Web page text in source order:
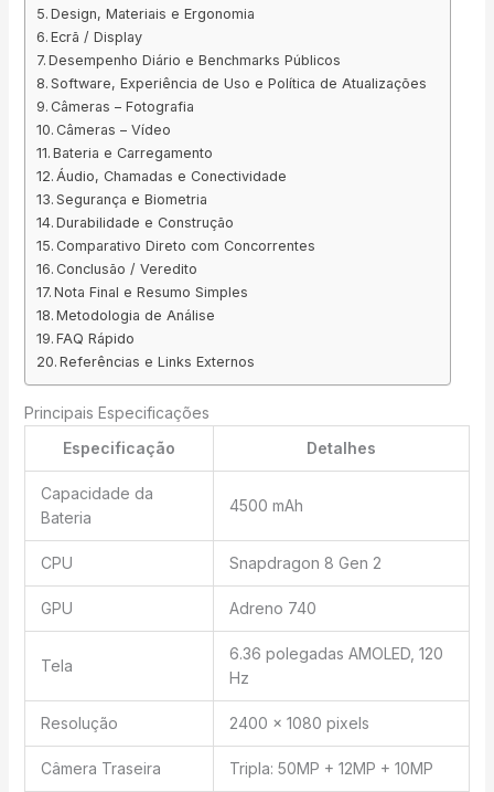
Design, Materiais e Ergonomia
Ecrã / Display
Desempenho Diário e Benchmarks Públicos
Software, Experiência de Uso e Política de Atualizações
Câmeras – Fotografia
Câmeras – Vídeo
Bateria e Carregamento
Áudio, Chamadas e Conectividade
Segurança e Biometria
Durabilidade e Construção
Comparativo Direto com Concorrentes
Conclusão / Veredito
Nota Final e Resumo Simples
Metodologia de Análise
FAQ Rápido
Referências e Links Externos
Principais Especificações
Especificação
Detalhes
Capacidade da
Bateria
4500 mAh
CPU Snapdragon 8 Gen 2
GPU Adreno 740
Tela
6.36 polegadas AMOLED, 120
Hz
Resolução 2400 x 1080 pixels
Câmera Traseira Tripla: 50MP + 12MP + 10MP